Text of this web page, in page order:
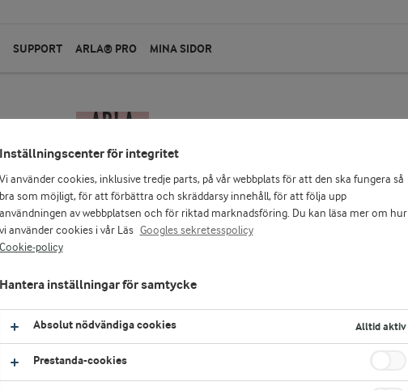
SUPPORT ARLA® PRO MINA SIDOR
Inställningscenter för integritet
Vi använder cookies, inklusive tredje parts, på vår webbplats för att den ska fungera så
bra som möjligt, för att förbättra och skräddarsy innehåll, för att följa upp
användningen av webbplatsen och för riktad marknadsföring. Du kan läsa mer om hur
vi använder cookies i vår Läs Googles sekretesspolicy
Cookie-policy
Hantera inställningar för samtycke
Absolut nödvändiga cookies Alltid aktiv
Prestanda-cookies